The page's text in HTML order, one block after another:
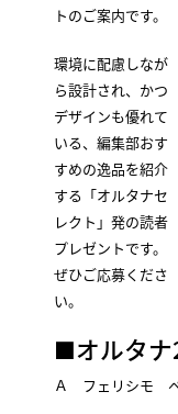
トのご案内です。
環境に配慮しなが
ら設計され、かつ
デザインも優れて
いる、編集部おす
すめの逸品を紹介
する「オルタナセ
レクト」発の読者
プレゼントです。
ぜひご応募くださ
い。
■オルタナ
Ａ フェリシモ